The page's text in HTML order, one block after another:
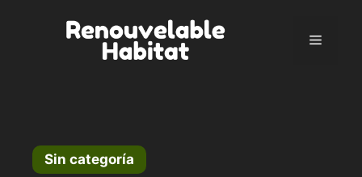
Menú
Sin categoría